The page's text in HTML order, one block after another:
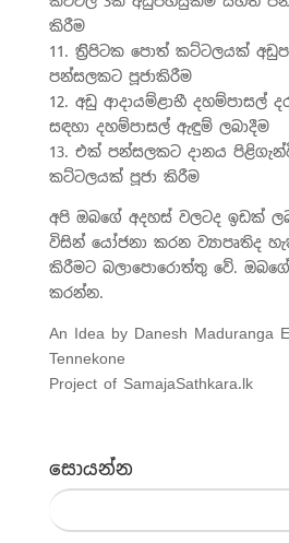
කිරීම
11. ති‍්‍රිපිටක පොත් කට්ටලයක්
පන්සලකට පූජාකිරීම
12. අඩු ආදායම්ළාභී දහම්පාසල්
සඳහා දහම්පාසල් ඇඳුම් ලබාදීම
13. එක් පන්සලකට දානය
කට්ටලයක් පූජා කිරීම
අපි ඔබගේ අදහස් වලටද ඉඩක්
විසින් යෝජනා කරන ව්‍යාපෘතිද
කිරීමට බලාපොරොත්තු වේ.
කරන්න.
An Idea by Danesh Maduranga
Tennekone
Project of SamajaSathkara.lk
සොයන්න